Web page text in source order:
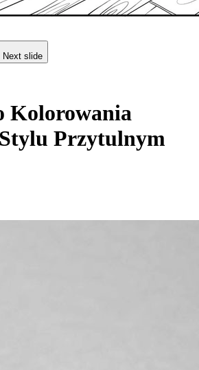
Next slide
Kolorowania
Przytulnym